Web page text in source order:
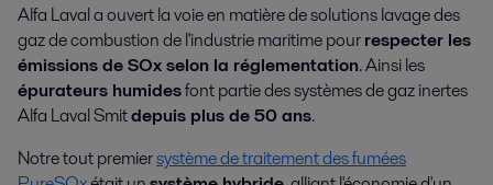
Alfa Laval a ouvert la voie en matière de solutions lavage des
gaz de combustion de l'industrie maritime pourrespecter les
émissions de SOx selon la réglementation. Ainsi les
épurateurs humidesfont partie des systèmes de gaz inertes
Alfa Laval Smitdepuis plus de 50 ans.
Notre tout premiersystème de traitement des fumées